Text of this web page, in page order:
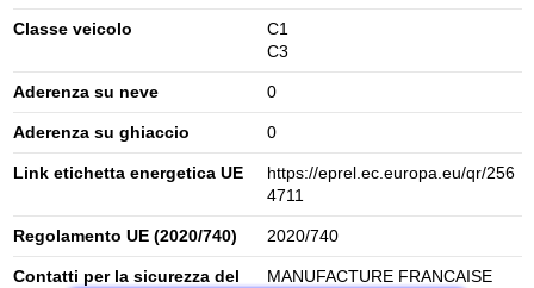
Classe veicolo
C1
C3
Aderenza su neve 0
Aderenza su ghiaccio 0
Link etichetta energetica UE
https://eprel.ec.europa.eu/qr/256
4711
Regolamento UE (2020/740) 2020/740
Contatti per la sicurezza del
MANUFACTURE FRANCAISE